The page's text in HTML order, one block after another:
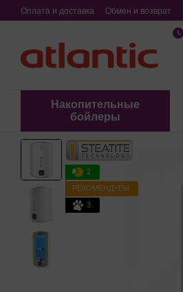
Перейти к основному контенту
Оплата и доставка Обмен и возврат
Накопительные
бойлеры
2
РЕКОМЕНДУЕМ
3